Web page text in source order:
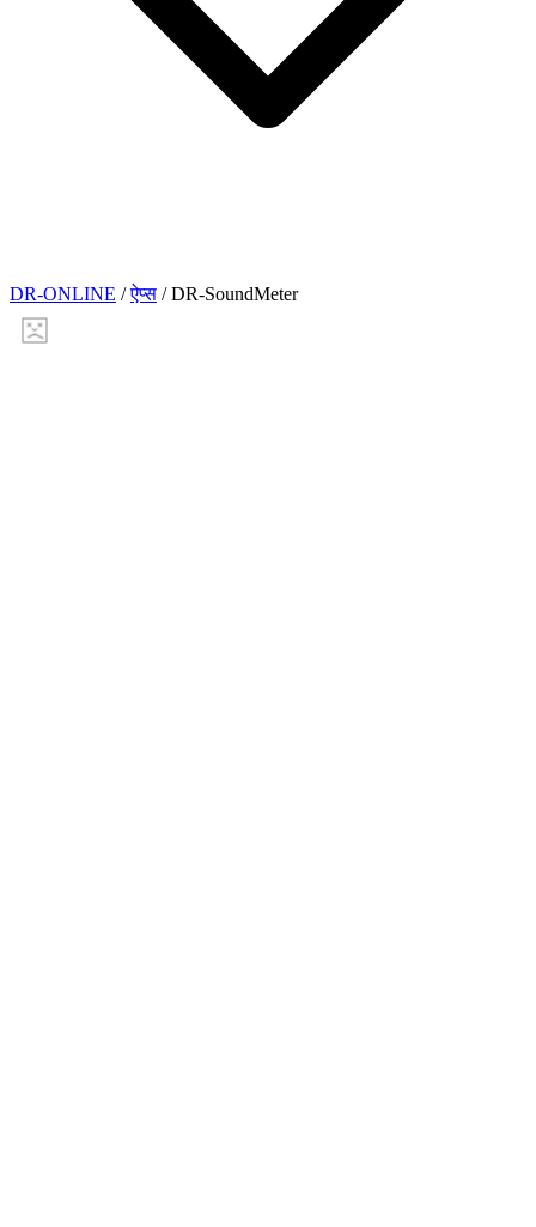
DR-ONLINE / ऐप्स / DR-SoundMeter